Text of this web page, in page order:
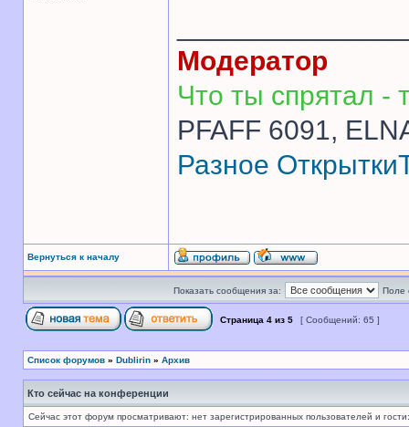
Модератор
Что ты спрятал -
PFAFF 6091,
Разное Открытки
Вернуться к началу
Показать сообщения за: Поле
Страница 4 из 5 [ Сообщений: 65 ]
Список форумов » Dublirin » Архив
Кто сейчас на конференции
Сейчас этот форум просматривают: нет зарегистрированных пользователей и